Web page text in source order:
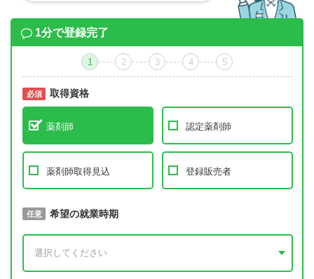
1分で登録完了
1 2 3 4 5
必須 取得資格
薬剤師 認定薬剤師
薬剤師取得見込 登録販売者
必須 取得予定年
任意 希望の就業時期